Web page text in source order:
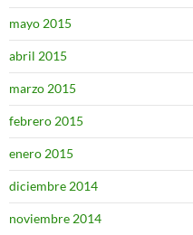
mayo 2015
abril 2015
marzo 2015
febrero 2015
enero 2015
diciembre 2014
noviembre 2014